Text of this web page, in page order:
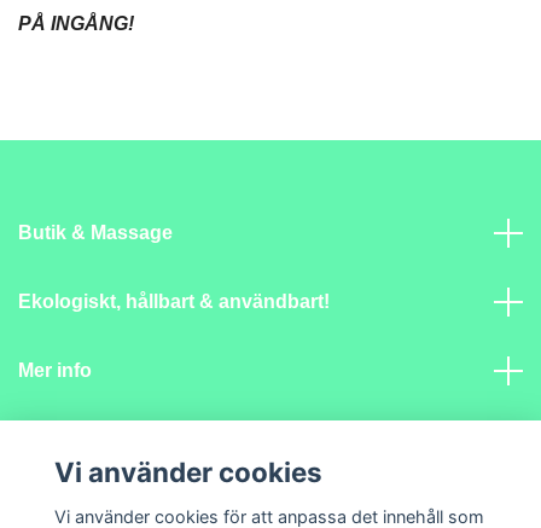
PÅ INGÅNG!
Butik & Massage
Ekologiskt, hållbart & användbart!
Mer info
Vi använder cookies
Vi använder cookies för att anpassa det innehåll som